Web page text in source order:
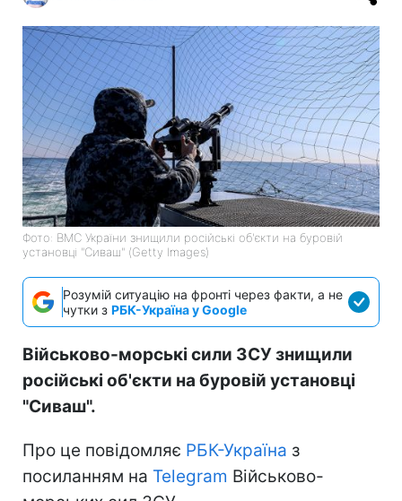
Фото: ВМС України знищили російські об'єкти на буровій
установці "Сиваш" (Getty Images)
Розумій ситуацію на фронті через факти, а не
чутки з РБК-Україна у Google
Військово-морські сили ЗСУ знищили
російські об'єкти на буровій установці
"Сиваш".
Про це повідомляє РБК-Україна з
посиланням на Telegram Військово-